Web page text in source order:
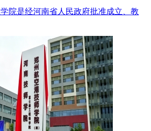
院是经河南省人民政府批准成立、教